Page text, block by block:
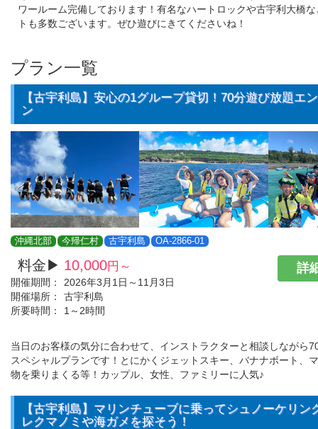
ワールーム完備しております！有名なハートロックや古宇利大橋
トも多数ございます。ぜひ遊びにきてくださいね！
プラン一覧
【古宇利島】安心の1グループ貸切！70分遊び放題エ
ン
沖縄北部 今帰仁村 古宇利島 OA-2866-01
料金▶ 10,000円～
開催期間：
2026年3月1日～11月3日
開催場所：
古宇利島
所要時間：
1～2時間
詳
当日のお客様の気分に合わせて、インストラクターと相談しながら
スペシャルプランです！とにかくジェットスキー、バナナボート、
物を乗りまくる等！カップル、女性、ファミリーに人気♪
【古宇利島】マリンチューブに乗ってシュノーケリン
レクマノミや海ガメを探そう！